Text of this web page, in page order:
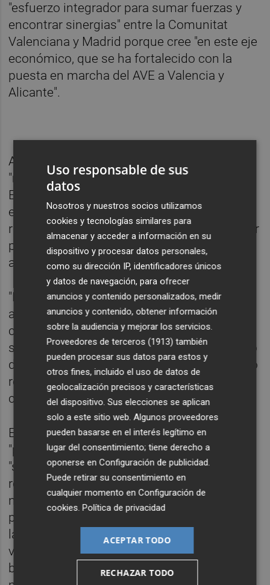
"esfuerzo integrador para sumar fuerzas y
encontrar sinergias" entre la Comunitat
Valenciana y Madrid porque cree "en este eje
económico, que se ha fortalecido con la
puesta en marcha del AVE a Valencia y
Alicante".
Antonio Beteta ha asegurado que existe una
"magnífica relación" entre el Gobierno de
España y la Generalitat Valenciana enfocada
en "la lucha contra el déficit público" y ha
reconocido el "esfuerzo" que se ha hecho por
parte de la administración autonómica
alenciana en los últimos años.
"En 2011 el déficit era de un 6,6 por ciento y
ahora la Comunidad está en un 1,8 por
ciento", ha puntualizado. Por ello, el
secretario de Estado ha destacado el trabajo
de la Administración valenciana y ha querido
reiterar su "apoyo" para que siga en este
camino.
En concreto, ha marcado como objetivo
"prioritario" de trabajo en la Comunitat
"seguir avanzando en la liquidez y en la
reestructuración de la deuda de forma que
no impacte en sus gastos". También ha
puesto en valor el incremento de afiliados a
la Seguridad Social en la autonomía
valenciana, la reducción del desempleo, la
bajada de empresas y entes públicos, la
Uso responsable de sus
datos
Nosotros y nuestros socios utilizamos
cookies y tecnologías similares para
almacenar y acceder a información en su
dispositivo y procesar datos personales,
como su dirección IP, identificadores únicos
y datos de navegación, para ofrecer
anuncios y contenido personalizados, medir
anuncios y contenido, obtener información
sobre la audiencia y mejorar los servicios.
Proveedores de terceros (1913) también
pueden procesar sus datos para estos y
otros fines, incluido el uso de datos de
geolocalización precisos y características
del dispositivo. Sus elecciones se aplican
solo a este sitio web. Algunos proveedores
pueden basarse en el interés legítimo en
lugar del consentimiento; tiene derecho a
oponerse enConfiguración de publicidad.
Puede retirar su consentimiento en
cualquier momento enConfiguración de
cookies.Política de privacidad
ACEPTAR TODO
RECHAZAR TODO